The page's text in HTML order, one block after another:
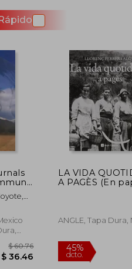
LA VIDA
A PAGÈS (En
ANGLE, Tapa Dura,